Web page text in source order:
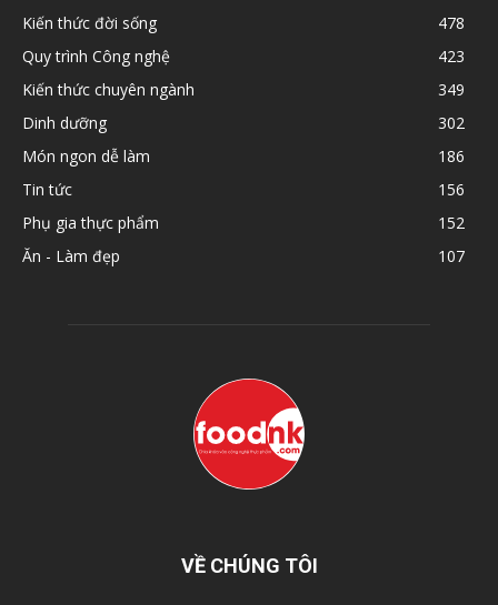
Kiến thức đời sống
478
Quy trình Công nghệ
423
Kiến thức chuyên ngành
349
Dinh dưỡng
302
Món ngon dễ làm
186
Tin tức
156
Phụ gia thực phẩm
152
Ăn - Làm đẹp
107
VỀ CHÚNG TÔI